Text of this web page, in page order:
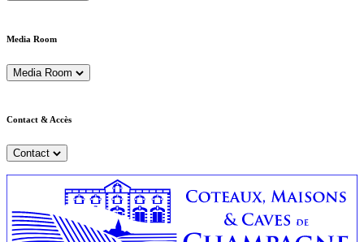
Media Room
Media Room
Contact & Accès
Contact